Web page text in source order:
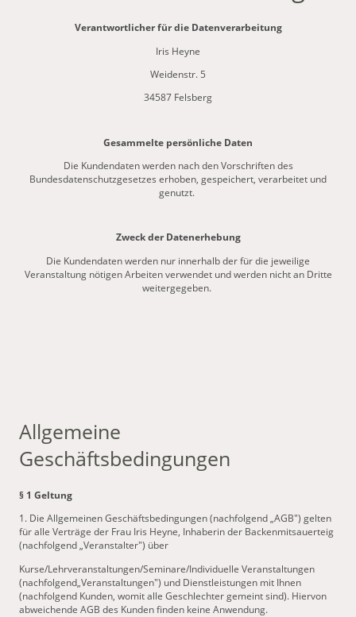
Verantwortlicher für die Datenverarbeitung
Iris Heyne
Weidenstr. 5
34587 Felsberg
Gesammelte persönliche Daten
Die Kundendaten werden nach den Vorschriften des
Bundesdatenschutzgesetzes erhoben, gespeichert, verarbeitet und
genutzt.
Zweck der Datenerhebung
Die Kundendaten werden nur innerhalb der für die jeweilige
Veranstaltung nötigen Arbeiten verwendet und werden nicht an Dritte
weitergegeben.
Allgemeine
Geschäftsbedingungen
§ 1 Geltung
1. Die Allgemeinen Geschäftsbedingungen (nachfolgend „AGB") gelten
für alle Verträge der Frau Iris Heyne, Inhaberin der Backenmitsauerteig
(nachfolgend „Veranstalter") über
Kurse/Lehrveranstaltungen/Seminare/Individuelle Veranstaltungen
(nachfolgend„Veranstaltungen") und Dienstleistungen mit Ihnen
(nachfolgend Kunden, womit alle Geschlechter gemeint sind). Hiervon
abweichende AGB des Kunden finden keine Anwendung.